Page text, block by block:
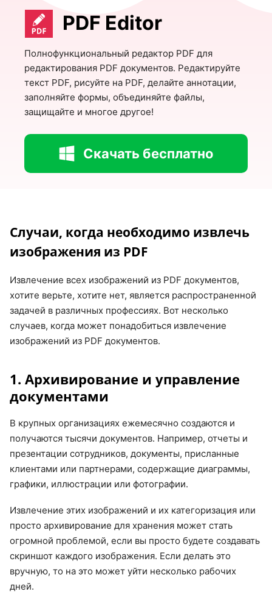
PDF Editor
Полнофункциональный редактор PDF для
редактирования PDF документов. Редактируйте
текст PDF, рисуйте на PDF, делайте аннотации,
заполняйте формы, объединяйте файлы,
защищайте и многое другое!
Скачать бесплатно
Случаи, когда необходимо извлечь
изображения из PDF
Извлечение всех изображений из PDF документов,
хотите верьте, хотите нет, является распространенной
задачей в различных профессиях. Вот несколько
случаев, когда может понадобиться извлечение
изображений из PDF документов.
1. Архивирование и управление
документами
В крупных организациях ежемесячно создаются и
получаются тысячи документов. Например, отчеты и
презентации сотрудников, документы, присланные
клиентами или партнерами, содержащие диаграммы,
графики, иллюстрации или фотографии.
Извлечение этих изображений и их категоризация или
просто архивирование для хранения может стать
огромной проблемой, если вы просто будете создавать
скриншот каждого изображения. Если делать это
вручную, то на это может уйти несколько рабочих
дней.